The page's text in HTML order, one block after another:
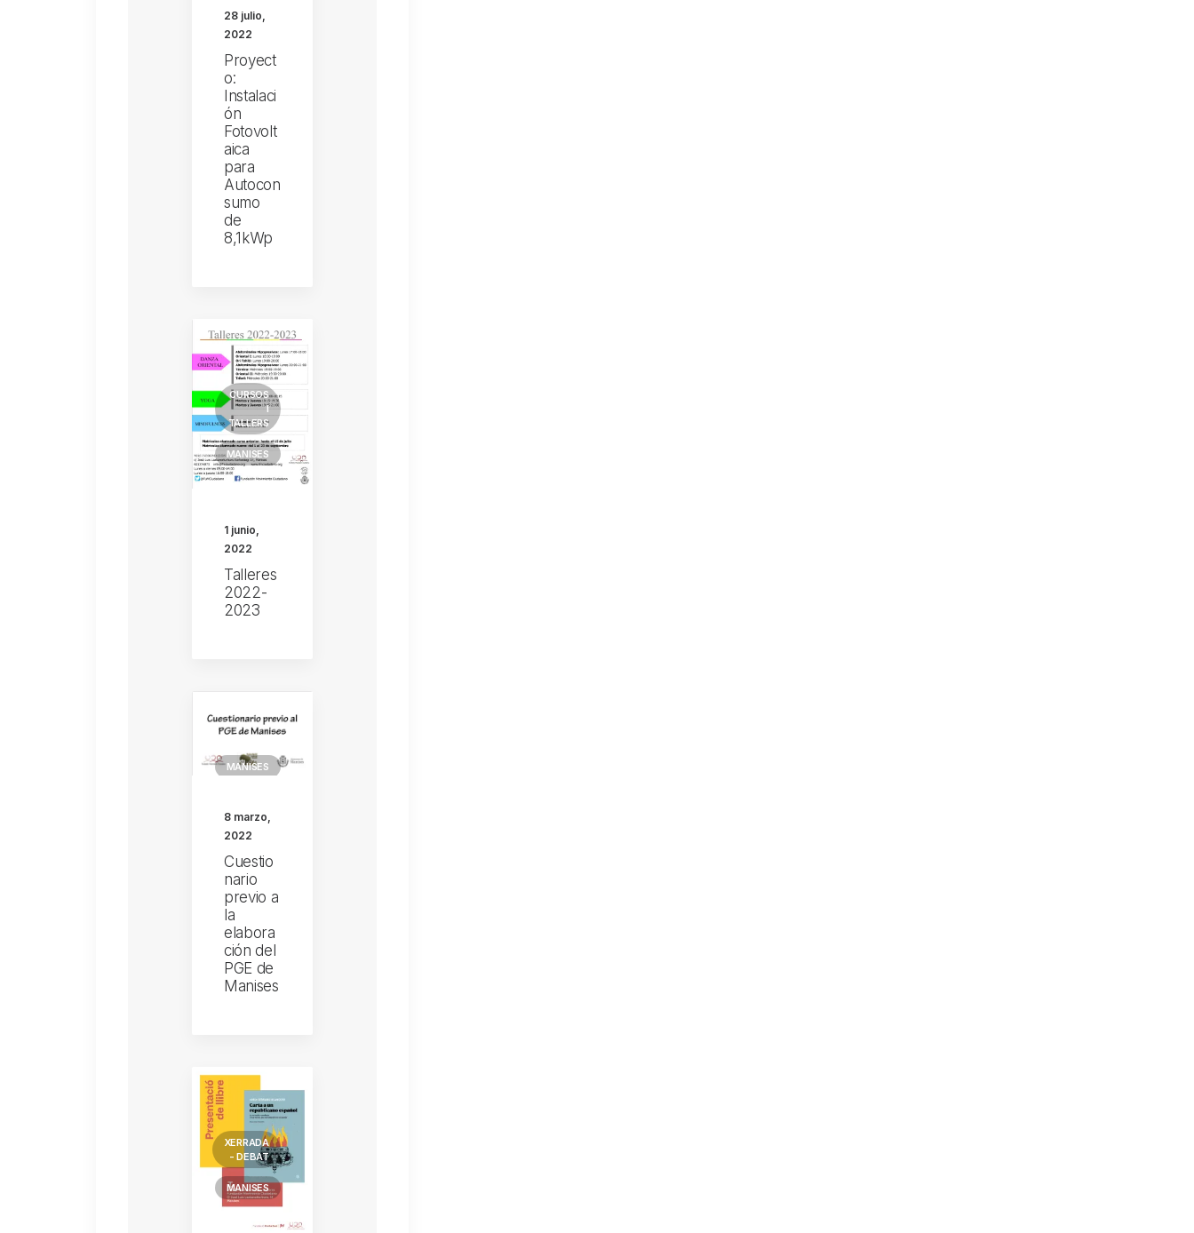
28 julio,
2022
Proyect
o:
Instalaci
ón
Fotovolt
aica
para
Autocon
sumo
de
8,1kWp
CURSOS
I
TALLERS
MANISES
1 junio,
2022
Talleres
2022-
2023
MANISES
8 marzo,
2022
Cuestio
nario
previo a
la
elabora
ción del
PGE de
Manises
XERRADA
- DEBAT
MANISES